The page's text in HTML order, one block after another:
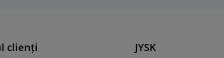
clienți JYSK